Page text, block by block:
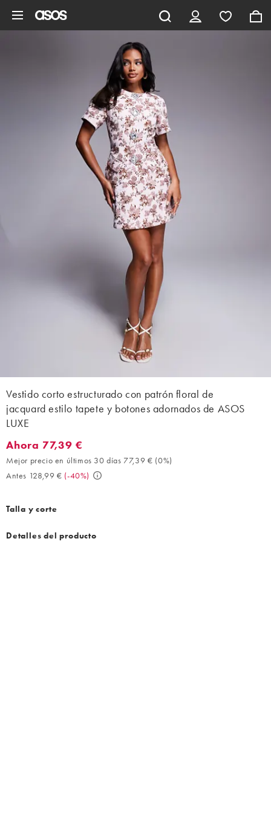
Vestido corto estructurado con patrón floral de
jacquard estilo tapete y botones adornados de ASOS
LUXE
Ahora 77,39 €. Mejor precio en últimos 30 días 77,39 € (0%).
Ahora 77,39 €
Mejor precio en últimos 30 días 77,39 € (0%)
Antes 128,99 € (-40%)
Talla y corte
Detalles del producto